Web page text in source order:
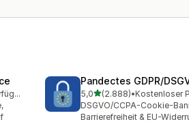
Kostenloser Plan verfügbar
Pandectes GDPR/
5,0von 5 Sternen
(2.888)
2888 Rezensionen
•
DSGVO/CCPA-Cookie-
Barrierefreiheit & EU-